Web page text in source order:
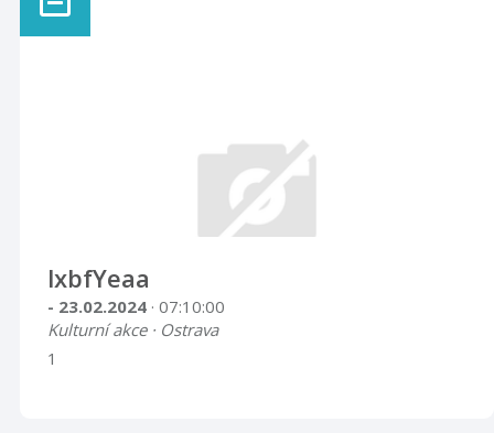
lxbfYeaa
- 23.02.2024 · 07:10:00
Kulturní akce · Ostrava
1